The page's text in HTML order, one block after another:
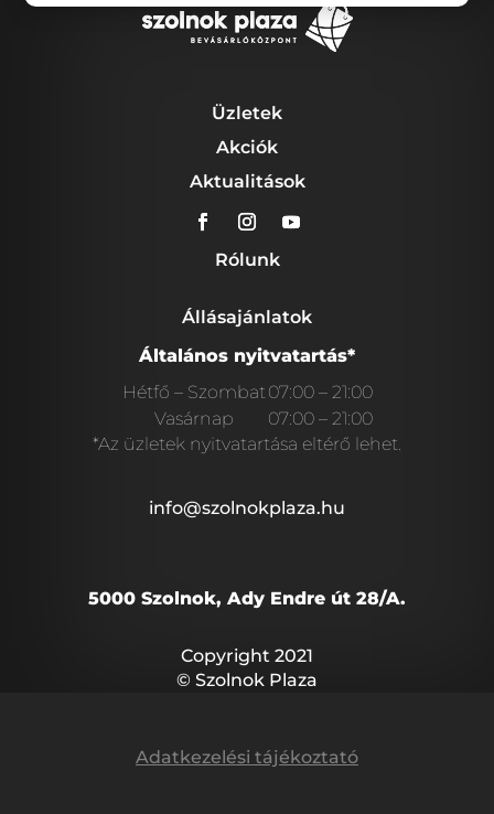
Üzletek
Akciók
Aktualitások
Rólunk
Állásajánlatok
Általános nyitvatartás*
Hétfő – Szombat07:00 – 21:00
Vasárnap
07:00 – 21:00
*Az üzletek nyitvatartása eltérő lehet.
info@szolnokplaza.hu
5000 Szolnok, Ady Endre út 28/A.
Copyright 2021
© Szolnok Plaza
Adatkezelési tájékoztató